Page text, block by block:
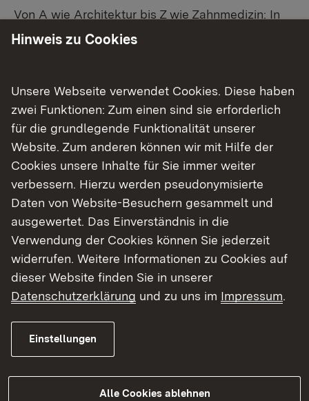
Von A wie Architektur bis Z wie Zahnmedizin: In
Baden-Württemberg warten unzählige
Studiengangsuche schnell den passenden
Studienplatz. Außerdem gibt's eine Schritt-für-
Schritt-Anleitung zu deinem Traum-Studium.
Finde dein Studium in Baden-Württemberg
Hinweis zu Cookies
Unsere Webseite verwendet Cookies. Diese haben
zwei Funktionen: Zum einen sind sie erforderlich
für die grundlegende Funktionalität unserer
Website. Zum anderen können wir mit Hilfe der
Cookies unsere Inhalte für Sie immer weiter
verbessern. Hierzu werden pseudonymisierte
Daten von Website-Besuchern gesammelt und
ausgewertet. Das Einverständnis in die
Verwendung der Cookies können Sie jederzeit
widerrufen. Weitere Informationen zu Cookies auf
dieser Website finden Sie in unserer
Datenschutzerklärung und zu uns im Impressum.
Einstellungen
Alle Cookies ablehnen